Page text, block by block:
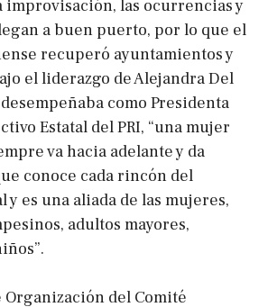
improvisación, las ocurrencias y
a buen puerto, por lo que el
recuperó ayuntamientos y
el liderazgo de Alejandra Del
como Presidenta
Estatal del PRI, “una mujer
va hacia adelante y da
conoce cada rincón del
es una aliada de las mujeres,
adultos mayores,
Organización del Comité